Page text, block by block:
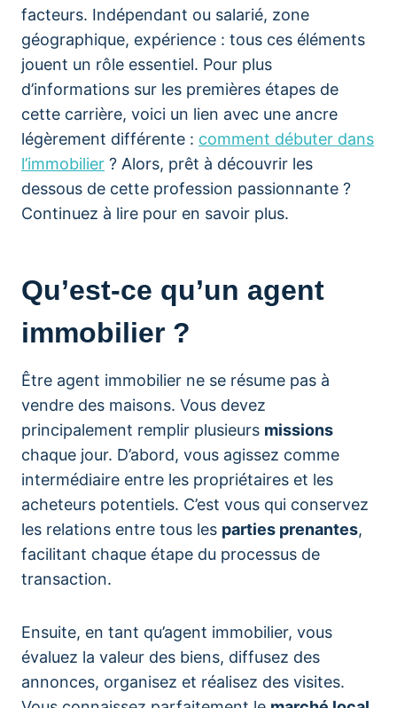
facteurs. Indépendant ou salarié, zone
géographique, expérience : tous ces éléments
jouent un rôle essentiel. Pour plus
d’informations sur les premières étapes de
cette carrière, voici un lien avec une ancre
légèrement différente : comment débuter dans
l’immobilier ? Alors, prêt à découvrir les
dessous de cette profession passionnante ?
Continuez à lire pour en savoir plus.
Qu’est-ce qu’un agent
immobilier ?
Être agent immobilier ne se résume pas à
vendre des maisons. Vous devez
principalement remplir plusieurs missions
chaque jour. D’abord, vous agissez comme
intermédiaire entre les propriétaires et les
acheteurs potentiels. C’est vous qui conservez
les relations entre tous les parties prenantes,
facilitant chaque étape du processus de
transaction.
Ensuite, en tant qu’agent immobilier, vous
évaluez la valeur des biens, diffusez des
annonces, organisez et réalisez des visites.